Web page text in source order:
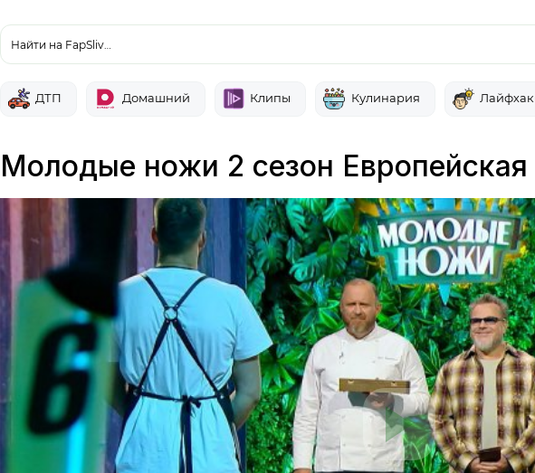
Найти на FapSliv…
ДТП Домашний Клипы Кулинария
Молодые ножи 2 сезон Европейская